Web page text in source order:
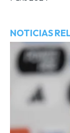
NOTICIAS